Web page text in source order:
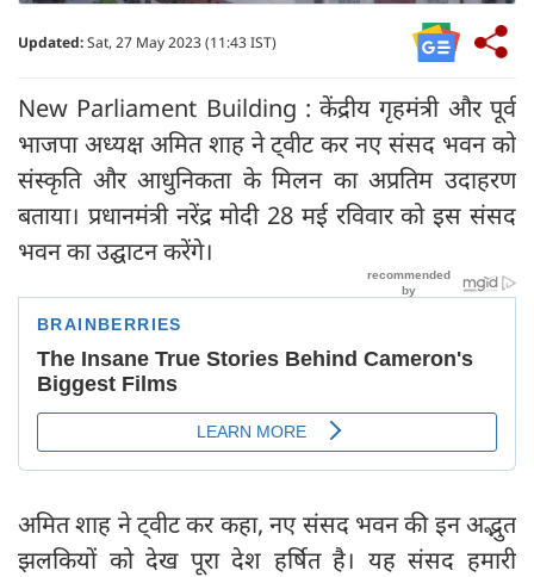
Updated:Sat, 27 May 2023 (11:43 IST)
New Parliament Building : केंद्रीय गृहमंत्री और पूर्व
भाजपा अध्यक्ष अमित शाह ने ट्वीट कर नए संसद भवन को
संस्कृति और आधुनिकता के मिलन का अप्रतिम उदाहरण
बताया। प्रधानमंत्री नरेंद्र मोदी 28 मई रविवार को इस संसद
भवन का उद्घाटन करेंगे।
अमित शाह ने ट्वीट कर कहा, नए संसद भवन की इन अद्भुत
झलकियों को देख पूरा देश हर्षित है। यह संसद हमारी